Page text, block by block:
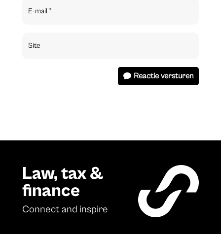
Reactie versturen
Law, tax &
finance
Connect and inspire